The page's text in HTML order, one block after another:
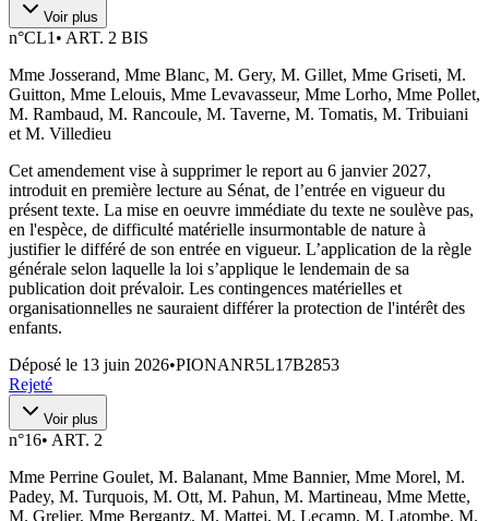
Voir plus
n°CL1 • ART. 2 BIS
Mme Josserand, Mme Blanc, M. Gery, M. Gillet, Mme Griseti, M.
Guitton, Mme Lelouis, Mme Levavasseur, Mme Lorho, Mme Pollet,
M. Rambaud, M. Rancoule, M. Taverne, M. Tomatis, M. Tribuiani
et M. Villedieu
Cet amendement vise à supprimer le report au 6 janvier 2027,
introduit en première lecture au Sénat, de l’entrée en vigueur du
présent texte. La mise en oeuvre immédiate du texte ne soulève pas,
en l'espèce, de difficulté matérielle insurmontable de nature à
justifier le différé de son entrée en vigueur. L’application de la règle
générale selon laquelle la loi s’applique le lendemain de sa
publication doit prévaloir. Les contingences matérielles et
organisationnelles ne sauraient différer la protection de l'intérêt des
enfants.
Déposé le 13 juin 2026•PIONANR5L17B2853
Rejeté
Voir plus
n°16• ART. 2
Mme Perrine Goulet, M. Balanant, Mme Bannier, Mme Morel, M.
Padey, M. Turquois, M. Ott, M. Pahun, M. Martineau, Mme Mette,
M. Grelier, Mme Bergantz, M. Mattei, M. Lecamp, M. Latombe, M.